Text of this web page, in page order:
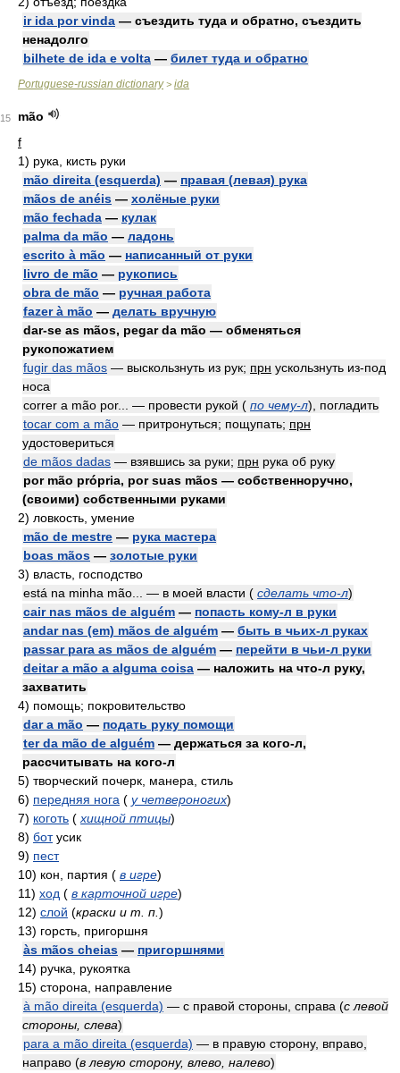
ir ida por vinda — съездить туда и обратно, съездить
ненадолго
bilhete de ida e volta — билет туда и обратно
Portuguese-russian dictionary> ida
15
mão
f
1) рука, кисть руки
mão direita (esquerda) — правая (левая) рука
mãos de anéis — холёные руки
mão fechada — кулак
palma da mão — ладонь
escrito à mão — написанный от руки
livro de mão — рукопись
obra de mão — ручная работа
fazer à mão — делать вручную
dar-se as mãos, pegar da mão — обменяться
рукопожатием
fugir das mãos — выскользнуть из рук; прн ускользнуть из-под
носа
correr a mão por... — провести рукой ( по чему-л) , погладить
tocar com a mão — притронуться; пощупать; прн
удостовериться
de mãos dadas — взявшись за руки; прн рука об руку
por mão própria, por suas mãos — собственноручно,
(своими) собственными руками
2) ловкость, умение
mão de mestre — рука мастера
boas mãos — золотые руки
3) власть, господство
está na minha mão... — в моей власти ( сделать что-л)
cair nas mãos de alguém — попасть кому-л в руки
andar nas (em) mãos de alguém — быть в чьих-л руках
passar para as mãos de alguém — перейти в чьи-л руки
deitar a mão a alguma coisa — наложить на что-л руку,
захватить
4) помощь; покровительство
dar a mão — подать руку помощи
ter da mão de alguém — держаться за кого-л,
рассчитывать на кого-л
5) творческий почерк, манера, стиль
6) передняя нога ( у четвероногих)
7) коготь ( хищной птицы)
8) ботусик
9) пест
10) кон, партия ( в игре)
11) ход ( в карточной игре)
12) слой (краски и т. п. )
13) горсть, пригоршня
às mãos cheias — пригоршнями
14) ручка, рукоятка
15) сторона, направление
à mão direita (esquerda) — с правой стороны, справа (с левой
стороны, слева)
para a mão direita (esquerda) — в правую сторону, вправо,
направо (в левую сторону, влево, налево)